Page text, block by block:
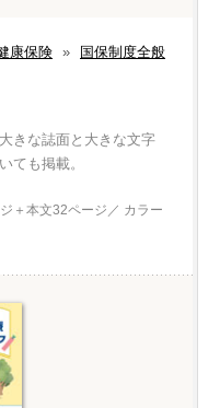
康保険 » 国保制度全般
きな誌面と大きな文字
ても掲載。
＋本文32ページ／ カラー